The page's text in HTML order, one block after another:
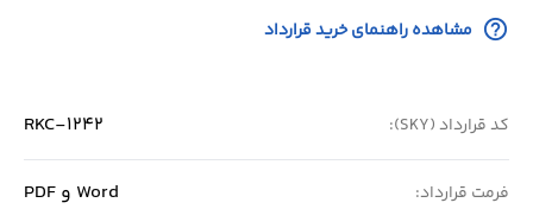
help_outline مشاهده راهنمای خرید قرارداد
کد قرارداد (SKY): RKC-1242
فرمت قرارداد: Word و PDF